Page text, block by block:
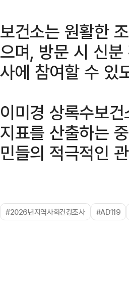
보건소는 원활한
으며, 방문 시 신
사에 참여할 수 있
이미경 상록수보
지표를 산출하는
민들의 적극적인
#2026년지역사회건강조사 #AD119